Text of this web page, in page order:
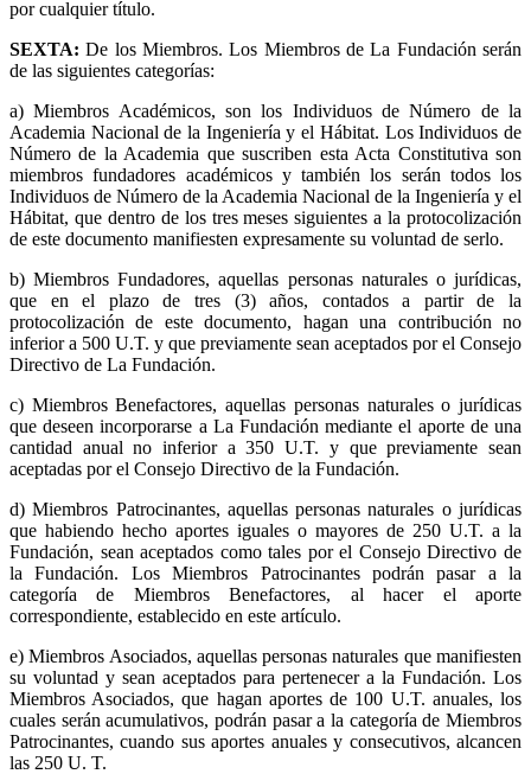
por cualquier título.
SEXTA: De los Miembros. Los Miembros de La Fundación serán
de las siguientes categorías:
a) Miembros Académicos, son los Individuos de Número de la
Academia Nacional de la Ingeniería y el Hábitat. Los Individuos de
Número de la Academia que suscriben esta Acta Constitutiva son
miembros fundadores académicos y también los serán todos los
Individuos de Número de la Academia Nacional de la Ingeniería y el
Hábitat, que dentro de los tres meses siguientes a la protocolización
de este documento manifiesten expresamente su voluntad de serlo.
b) Miembros Fundadores, aquellas personas naturales o jurídicas,
que en el plazo de tres (3) años, contados a partir de la
protocolización de este documento, hagan una contribución no
inferior a 500 U.T. y que previamente sean aceptados por el Consejo
Directivo de La Fundación.
c) Miembros Benefactores, aquellas personas naturales o jurídicas
que deseen incorporarse a La Fundación mediante el aporte de una
cantidad anual no inferior a 350 U.T. y que previamente sean
aceptadas por el Consejo Directivo de la Fundación.
d) Miembros Patrocinantes, aquellas personas naturales o jurídicas
que habiendo hecho aportes iguales o mayores de 250 U.T. a la
Fundación, sean aceptados como tales por el Consejo Directivo de
la Fundación. Los Miembros Patrocinantes podrán pasar a la
categoría de Miembros Benefactores, al hacer el aporte
correspondiente, establecido en este artículo.
e) Miembros Asociados, aquellas personas naturales que manifiesten
su voluntad y sean aceptados para pertenecer a la Fundación. Los
Miembros Asociados, que hagan aportes de 100 U.T. anuales, los
cuales serán acumulativos, podrán pasar a la categoría de Miembros
Patrocinantes, cuando sus aportes anuales y consecutivos, alcancen
las 250 U. T.